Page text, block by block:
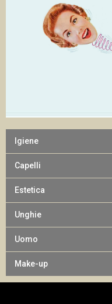
Igiene
Capelli
Estetica
Unghie
Uomo
Make-up